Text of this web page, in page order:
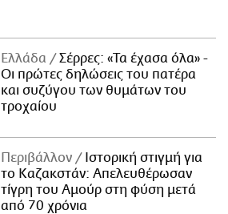
Ελλάδα
Σέρρες: «Τα έχασα όλα» -
Οι πρώτες δηλώσεις του πατέρα
και συζύγου των θυμάτων του
τροχαίου
Περιβάλλον
Ιστορική στιγμή για
το Καζακστάν: Απελευθέρωσαν
τίγρη του Αμούρ στη φύση μετά
από 70 χρόνια